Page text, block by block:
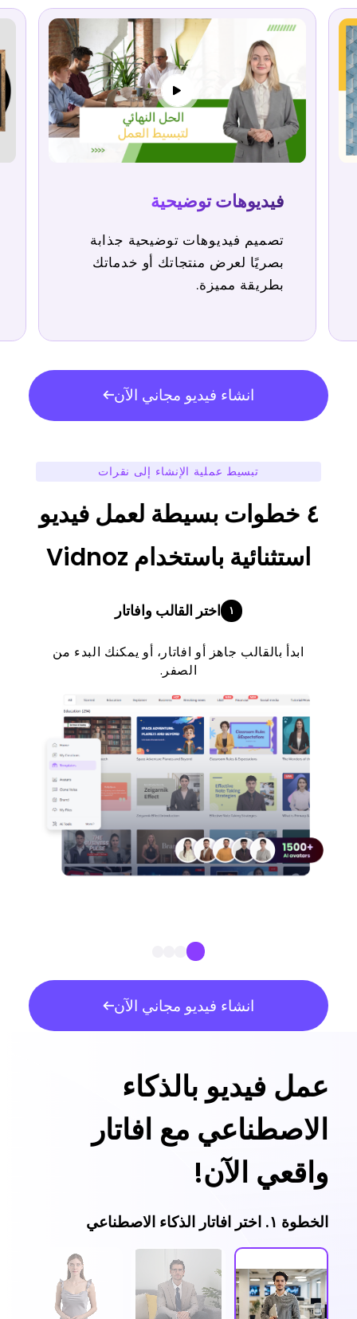
فيديوهات توضيحية
تصميم فيديوهات توضيحية جذابة
بصريًا لعرض منتجاتك أو خدماتك
بطريقة مميزة.
انشاء فيديو مجاني الآن
تبسيط عملية الإنشاء إلى نقرات
٤ خطوات بسيطة لعمل فيديو
استثنائية باستخدام Vidnoz
١ اختر القالب وافاتار
ابدأ بالقالب جاهز أو افاتار، أو يمكنك البدء من
الصفر.
انشاء فيديو مجاني الآن
عمل فيديو بالذكاء
الاصطناعي مع افاتار
واقعي الآن!
الخطوة ١. اختر افاتار الذكاء الاصطناعي